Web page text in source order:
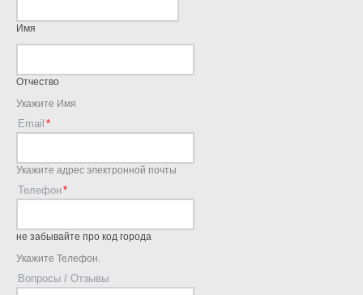
Имя
Отчество
Укажите Имя
Email
Укажите адрес электронной почты
Телефон
не забывайте про код города
Укажите Телефон.
Вопросы / Отзывы